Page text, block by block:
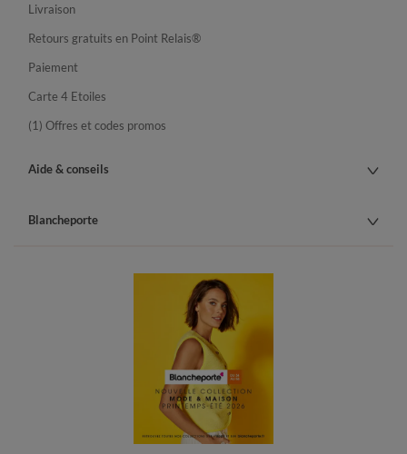
Livraison
Retours gratuits en Point Relais®
Paiement
Carte 4 Etoiles
(1) Offres et codes promos
Aide & conseils
Blancheporte